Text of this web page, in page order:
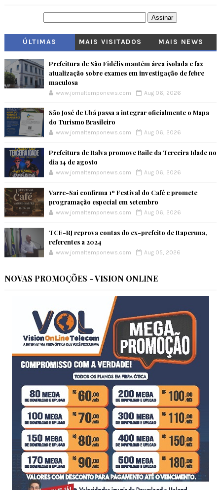
ÚLTIMAS MAIS VISITADOS MAIS NEWS
Prefeitura de São Fidélis mantém área isolada e faz
atualização sobre exames em investigação de febre
maculosa
www.jornaltemponews.com Aug 06, 2026
São José de Ubá passa a integrar oficialmente o Mapa
do Turismo Brasileiro
www.jornaltemponews.com Aug 06, 2026
Prefeitura de Italva promove Baile da Terceira Idade no
dia 14 de agosto
www.jornaltemponews.com Aug 06, 2026
Varre-Sai confirma 1º Festival do Café e promete
programação especial em setembro
www.jornaltemponews.com Aug 06, 2026
TCE-RJ reprova contas do ex-prefeito de Itaperuna,
referentes a 2024
www.jornaltemponews.com Aug 05, 2026
NOVAS PROMOÇÕES - VISION ONLINE